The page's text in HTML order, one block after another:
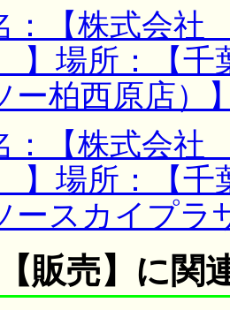
：【株式会
】場所：【千
ー柏西原店）
：【株式会
】場所：【千
ースカイプラ
販売】に関